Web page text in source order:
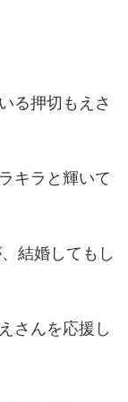
る押切もえさ
キラと輝いて
結婚してもし
さんを応援し